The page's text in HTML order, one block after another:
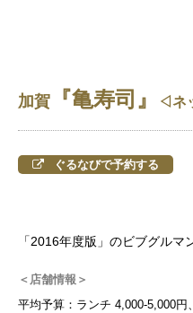
加賀 『亀寿司』 ◁ネ
ぐるなびで予約する
「2016年度版」のビブグルマ
＜店舗情報＞
平均予算：ランチ 4,000-5,000円